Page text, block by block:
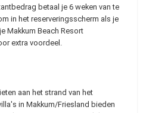
betaal je 6 weken van te
in het reserveringsscherm als je
Makkum Beach Resort
extra voordeel.
aan het strand van het
in Makkum/Friesland bieden